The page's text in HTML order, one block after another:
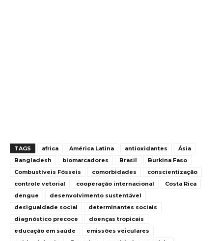
TAGS africa América Latina antioxidantes
Ásia
Bangladesh
biomarcadores Brasil
Burkina Faso
Combustíveis Fósseis
comorbidades
conscientização
controle vetorial
cooperação internacional
Costa Rica
dengue
desenvolvimento sustentável
desigualdade social
determinantes sociais
diagnóstico precoce
doenças tropicais
educação em saúde
emissões veiculares